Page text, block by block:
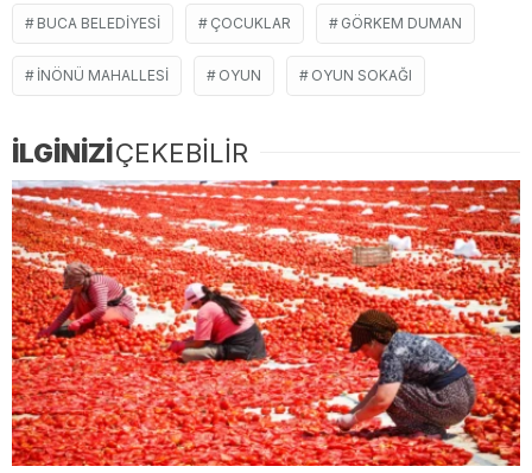
BUCA BELEDIYESI ÇOCUKLAR GÖRKEM DUMAN
INÖNÜ MAHALLESI OYUN OYUN SOKAĞI
İLGİNİZİÇEKEBİLİR